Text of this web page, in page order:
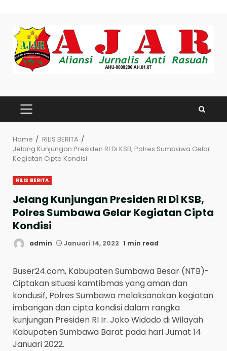
content
PRIMARY
MENU
Home
RILIS BERITA
Jelang Kunjungan Presiden RI Di KSB, Polres Sumbawa Gelar
Kegiatan Cipta Kondisi
RILIS BERITA
Jelang Kunjungan Presiden RI Di KSB,
Polres Sumbawa Gelar Kegiatan Cipta
Kondisi
admin Januari 14, 2022 1 min read
Buser24.com, Kabupaten Sumbawa Besar (NTB)-
Ciptakan situasi kamtibmas yang aman dan
kondusif, Polres Sumbawa melaksanakan kegiatan
imbangan dan cipta kondisi dalam rangka
kunjungan Presiden RI Ir. Joko Widodo di Wilayah
Kabupaten Sumbawa Barat pada hari Jumat 14
Januari 2022.